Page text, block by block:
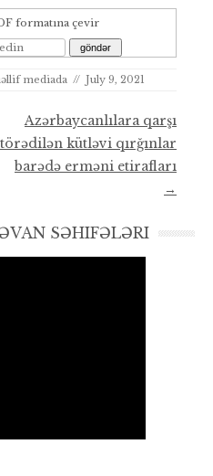
formatına çevir
mediada // July 9, 2021
Azərbaycanlılara qarşı
törədilən kütləvi qırğınlar
barədə erməni etirafları
→
SƏHIFƏLƏRI